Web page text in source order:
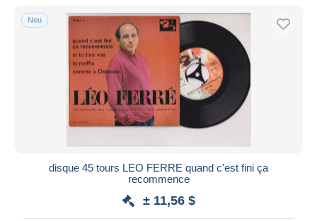
Nur ermäßigt
Kostenloser Versand
Zahlungsmethoden
PayPal
Banküberweisung
Visa
iDeal
Neu
disque 45 tours LEO FERRE quand c'est fini ça
recommence
± 11,56 $